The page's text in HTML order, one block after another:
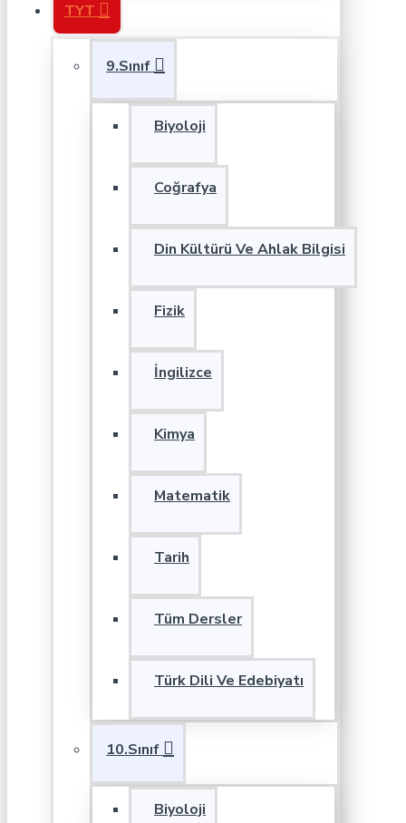
TYT
9.Sınıf
Biyoloji
Coğrafya
Din Kültürü Ve Ahlak Bilgisi
Fizik
İngilizce
Kimya
Matematik
Tarih
Tüm Dersler
Türk Dili Ve Edebiyatı
10.Sınıf
Biyoloji